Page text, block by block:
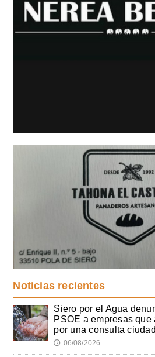
Noticias recientes
Siero por el Agua
PSOE a empresas
por una consulta
🕔 06/08/2026